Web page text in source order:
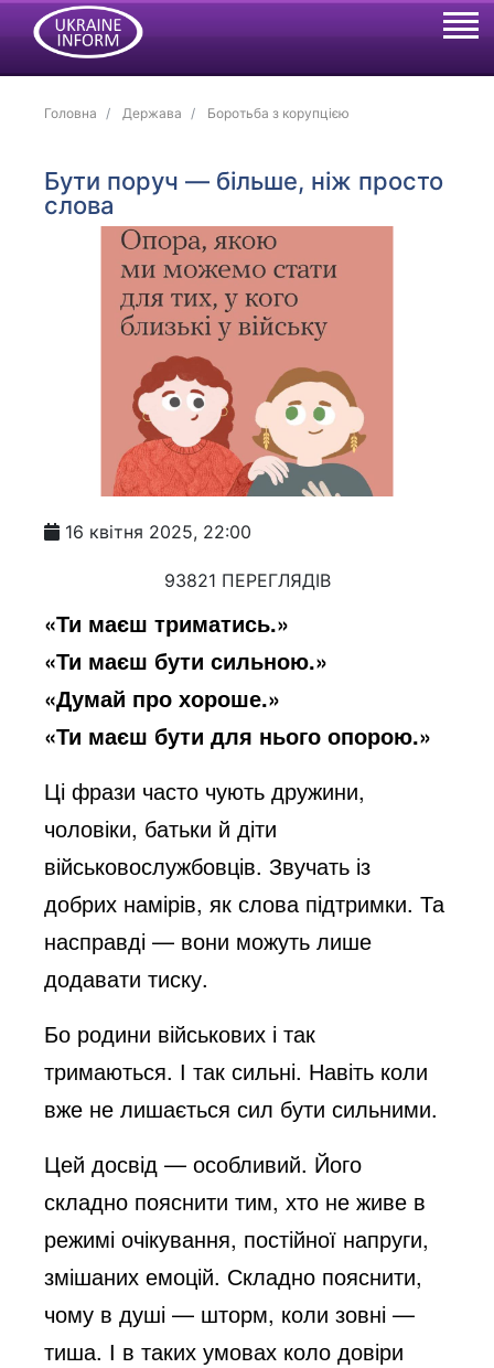
Головна Держава Боротьба з корупцією
Бути поруч — більше, ніж просто
слова
16 квітня 2025, 22:00
93821 ПЕРЕГЛЯДІВ
«Ти маєш триматись.»
«Ти маєш бути сильною.»
«Думай про хороше.»
«Ти маєш бути для нього опорою.»
Ці фрази часто чують дружини,
чоловіки, батьки й діти
військовослужбовців. Звучать із
добрих намірів, як слова підтримки. Та
насправді — вони можуть лише
додавати тиску.
Бо родини військових і так
тримаються. І так сильні. Навіть коли
вже не лишається сил бути сильними.
Цей досвід — особливий. Його
складно пояснити тим, хто не живе в
режимі очікування, постійної напруги,
змішаних емоцій. Складно пояснити,
чому в душі — шторм, коли зовні —
тиша. І в таких умовах коло довіри